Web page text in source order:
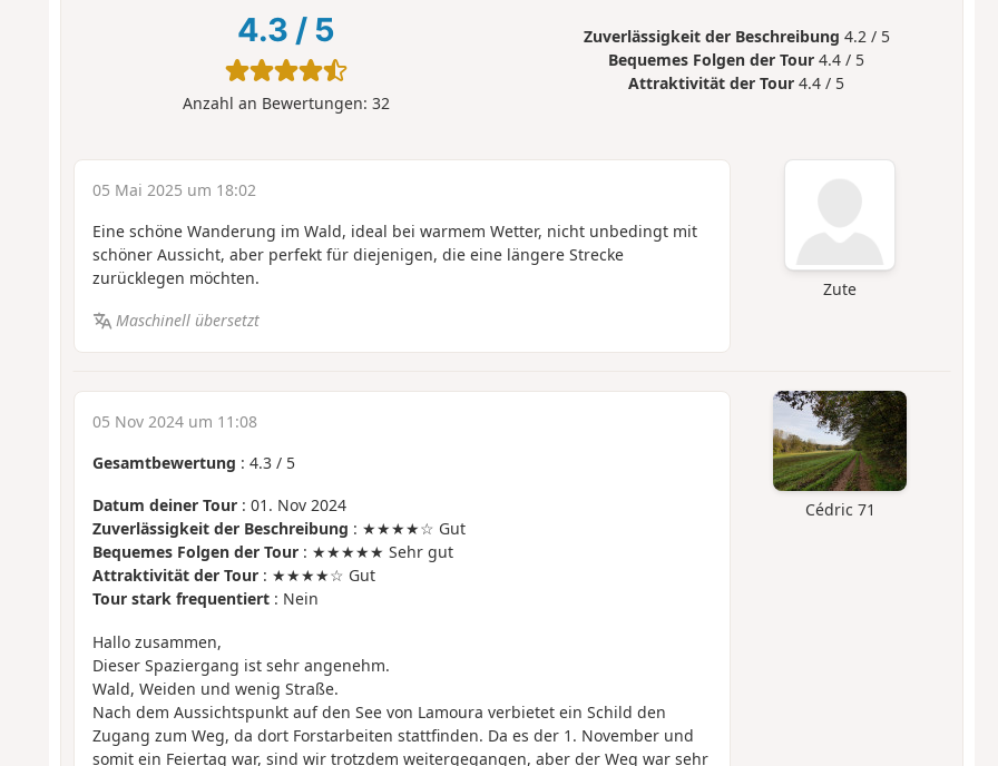
4.3 / 5
Anzahl an Bewertungen: 32
Zuverlässigkeit der Beschreibung 4.2 / 5
Bequemes Folgen der Tour 4.4 / 5
Attraktivität der Tour 4.4 / 5
Zute
05 Mai 2025 um 18:02
Eine schöne Wanderung im Wald, ideal bei warmem Wetter, nicht unbedingt mit
schöner Aussicht, aber perfekt für diejenigen, die eine längere Strecke
zurücklegen möchten.
Maschinell übersetzt
Cédric 71
05 Nov 2024 um 11:08
Gesamtbewertung : 4.3/ 5
Datum deiner Tour: 01. Nov 2024
Zuverlässigkeit der Beschreibung : ★★★★☆ Gut
Bequemes Folgen der Tour: ★★★★★ Sehr gut
Attraktivität der Tour: ★★★★☆ Gut
Tour stark frequentiert: Nein
Hallo zusammen,
Dieser Spaziergang ist sehr angenehm.
Wald, Weiden und wenig Straße.
Nach dem Aussichtspunkt auf den See von Lamoura verbietet ein Schild den
Zugang zum Weg, da dort Forstarbeiten stattfinden. Da es der 1. November und
somit ein Feiertag war, sind wir trotzdem weitergegangen, aber der Weg war sehr